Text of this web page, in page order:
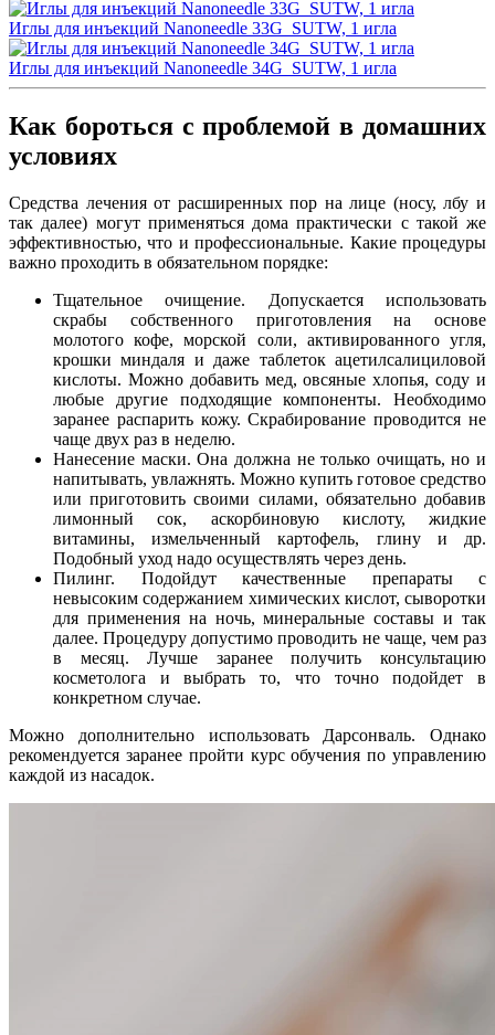
Иглы для инъекций Nanoneedle 33G_SUTW, 1 игла
Иглы для инъекций Nanoneedle 34G_SUTW, 1 игла
Как бороться с проблемой в домашних
условиях
Средства лечения от расширенных пор на лице (носу, лбу и
так далее) могут применяться дома практически с такой же
эффективностью, что и профессиональные. Какие процедуры
важно проходить в обязательном порядке:
Тщательное очищение. Допускается использовать
скрабы собственного приготовления на основе
молотого кофе, морской соли, активированного угля,
крошки миндаля и даже таблеток ацетилсалициловой
кислоты. Можно добавить мед, овсяные хлопья, соду и
любые другие подходящие компоненты. Необходимо
заранее распарить кожу. Скрабирование проводится не
чаще двух раз в неделю.
Нанесение маски. Она должна не только очищать, но и
напитывать, увлажнять. Можно купить готовое средство
или приготовить своими силами, обязательно добавив
лимонный сок, аскорбиновую кислоту, жидкие
витамины, измельченный картофель, глину и др.
Подобный уход надо осуществлять через день.
Пилинг. Подойдут качественные препараты с
невысоким содержанием химических кислот, сыворотки
для применения на ночь, минеральные составы и так
далее. Процедуру допустимо проводить не чаще, чем раз
в месяц. Лучше заранее получить консультацию
косметолога и выбрать то, что точно подойдет в
конкретном случае.
Можно дополнительно использовать Дарсонваль. Однако
рекомендуется заранее пройти курс обучения по управлению
каждой из насадок.